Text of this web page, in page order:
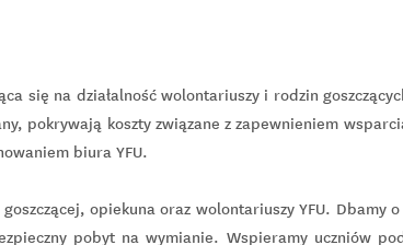
się na działalność wolontariuszy i rodzin
pokrywają koszty związane z zapewnieniem
biura YFU.
opiekuna oraz wolontariuszy YFU. Dbamy
pobyt na wymianie. Wspieramy uczniów